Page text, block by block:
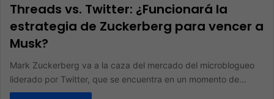
Threads vs. Twitter: ¿Funcionará la
estrategia de Zuckerberg para vencer a
Musk?
Mark Zuckerberg va a la caza del mercado del microblogueo
liderado por Twitter, que se encuentra en un momento de…